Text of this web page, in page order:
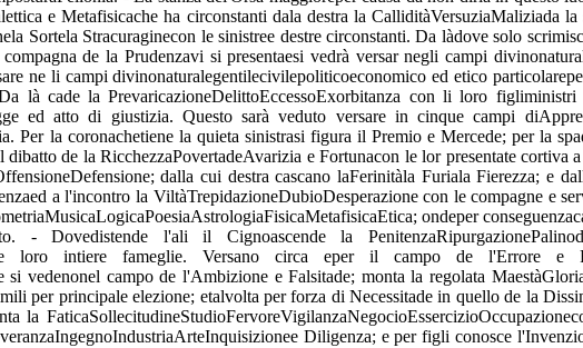
e Metafisicache ha circonstanti dala destra la CalliditàVersuziaMaliziada
Sortela Stracuraginecon le sinistree destre circonstanti. Da làdove solo
de la Prudenzavi si presentaesi vedrà versar negli campi
ne li campi divinonaturalegentilecivilepoliticoeconomico ed etico
là cade la PrevaricazioneDelittoEccessoExorbitanza con li loro
ed atto di giustizia. Questo sarà veduto versare in cinque campi
Per la coronachetiene la quieta sinistrasi figura il Premio e Mercede; per la
de la RicchezzaPovertadeAvarizia e Fortunacon le lor presentate cortiva
dalla cui destra cascano laFerinitàla Furiala Fierezza; e
a l'incontro la ViltàTrepidazioneDubioDesperazione con le compagne e
ondeper
l'ali il Cignoascende la
le loro intiere fameglie. Versano circa eper il campo de l'Errore
si vedenonel campo de l'Ambizione e Falsitade; monta la regolata
per principale elezione; etalvolta per forza di Necessitade in quello de la
la
Diligenza; e per figli conosce